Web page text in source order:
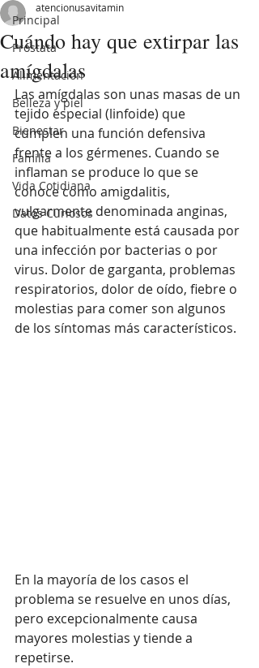
Principal
Próstata
Alimentación
Belleza y piel
Bienestar
Familia
Vida Cotidiana
Datos Curiosos
Cuándo hay que extirpar las
amígdalas
atencionusavitamin
Las amígdalas son unas masas de un
tejido especial (linfoide) que
cumplen una función defensiva
frente a los gérmenes. Cuando se
inflaman se produce lo que se
conoce como amigdalitis,
vulgarmente denominada anginas,
que habitualmente está causada por
una infección por bacterias o por
virus. Dolor de garganta, problemas
respiratorios, dolor de oído, fiebre o
molestias para comer son algunos
de los síntomas más característicos.
En la mayoría de los casos el
problema se resuelve en unos días,
pero excepcionalmente causa
mayores molestias y tiende a
repetirse.